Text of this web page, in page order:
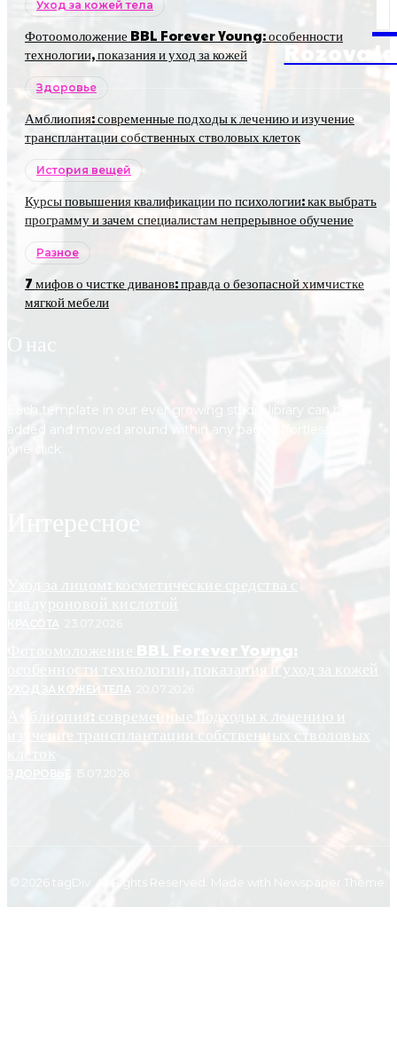
Уход за кожей тела
Фотоомоложение BBL Forever Young: особенности
технологии, показания и уход за кожей
Здоровье
Амблиопия: современные подходы к лечению и изучение
трансплантации собственных стволовых клеток
История вещей
Курсы повышения квалификации по психологии: как выбрать
программу и зачем специалистам непрерывное обучение
Разное
7 мифов о чистке диванов: правда о безопасной химчистке
мягкой мебели
О нас
Each template in our ever growing studio library can be
added and moved around within any page effortlessly with
Интересное
Уход за лицом: косметические средства с
гиалуроновой кислотой
КРАСОТА
Фотоомоложение BBL Forever Young:
особенности технологии, показания и уход за кожей
УХОД ЗА КОЖЕЙ ТЕЛА
Амблиопия: современные подходы к лечению и
изучение трансплантации собственных стволовых
клеток
ЗДОРОВЬЕ
© 2026 tagDiv. All Rights Reserved. Made with Newspaper Theme.